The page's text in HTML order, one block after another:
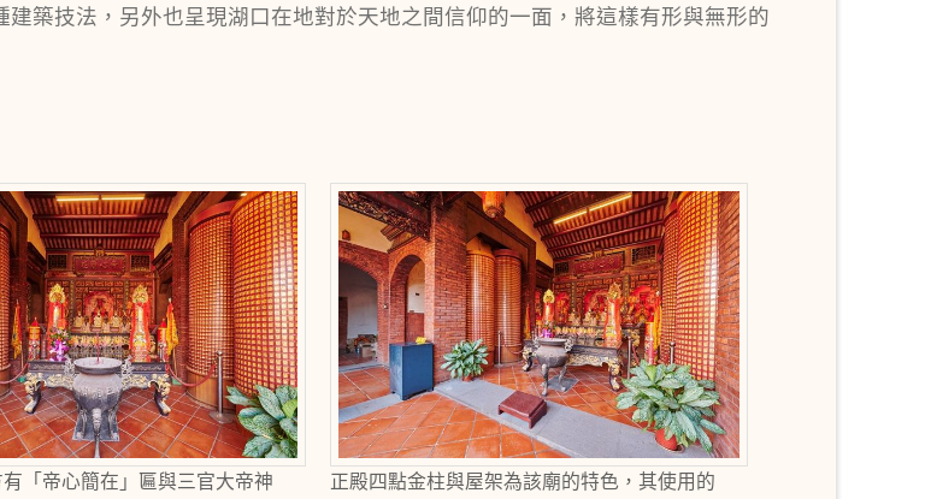
築技法，另外也呈現湖口在地對於天地之間信仰的一面，將這樣有形與無形的
「帝心簡在」匾與三官大帝神 正殿四點金柱與屋架為該廟的特色，其使用的